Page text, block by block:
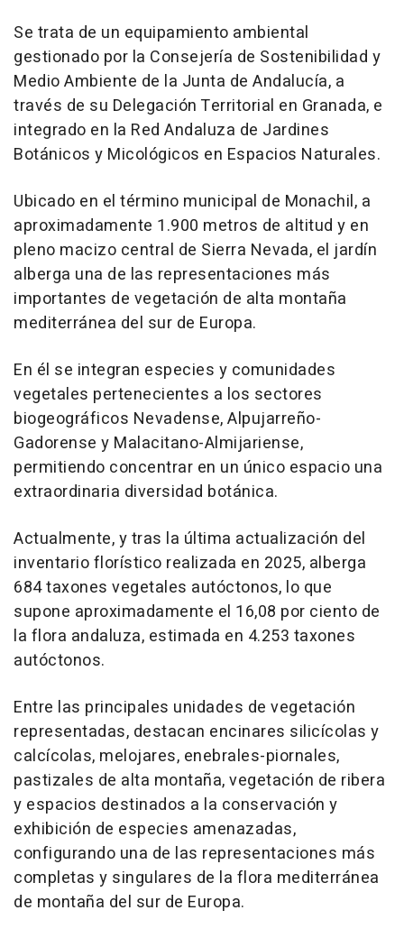
Se trata de un equipamiento ambiental
gestionado por la Consejería de Sostenibilidad y
Medio Ambiente de la Junta de Andalucía, a
través de su Delegación Territorial en Granada, e
integrado en la Red Andaluza de Jardines
Botánicos y Micológicos en Espacios Naturales.
Ubicado en el término municipal de Monachil, a
aproximadamente 1.900 metros de altitud y en
pleno macizo central de Sierra Nevada, el jardín
alberga una de las representaciones más
importantes de vegetación de alta montaña
mediterránea del sur de Europa.
En él se integran especies y comunidades
vegetales pertenecientes a los sectores
biogeográficos Nevadense, Alpujarreño-
Gadorense y Malacitano-Almijariense,
permitiendo concentrar en un único espacio una
extraordinaria diversidad botánica.
Actualmente, y tras la última actualización del
inventario florístico realizada en 2025, alberga
684 taxones vegetales autóctonos, lo que
supone aproximadamente el 16,08 por ciento de
la flora andaluza, estimada en 4.253 taxones
autóctonos.
Entre las principales unidades de vegetación
representadas, destacan encinares silicícolas y
calcícolas, melojares, enebrales-piornales,
pastizales de alta montaña, vegetación de ribera
y espacios destinados a la conservación y
exhibición de especies amenazadas,
configurando una de las representaciones más
completas y singulares de la flora mediterránea
de montaña del sur de Europa.